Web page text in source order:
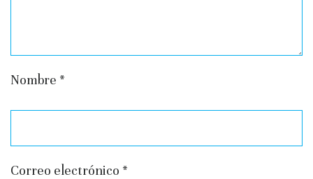
Nombre *
Correo electrónico *